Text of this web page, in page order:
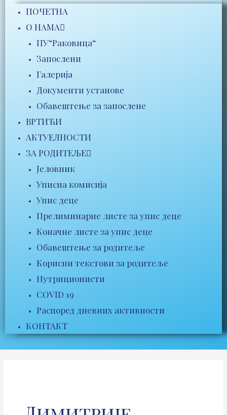
ПОЧЕТНА
О НАМА
ПУ“Раковица“
Запослени
Галерија
Документи установе
Обавештење за запослене
ВРТИЋИ
АКТУЕЛНОСТИ
ЗА РОДИТЕЉЕ
Јеловник
Уписна комисија
Упис деце
Прелиминарне листе за упис деце
Коначне листе за упис деце
Обавештење за родитеље
Корисни текстови за родитеље
Нутриционисти
COVID 19
Распоред дневних активности
КОНТАКТ